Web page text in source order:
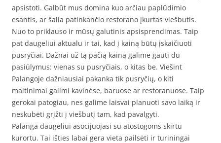
apsistoti. Galbūt mus domina kuo arčiau paplūdimio
esantis, ar šalia patinkančio restorano įkurtas viešbutis.
Nuo to priklauso ir mūsų galutinis apsisprendimas. Taip
pat daugeliui aktualu ir tai, kad į kainą būtų įskaičiuoti
pusryčiai. Dažnai už tą pačią kainą galime gauti du
pasiūlymus: vienas su pusryčiais, o kitas be. Viešint
Palangoje dažniausiai pakanka tik pusryčių, o kiti
maitinimai galimi kavinėse, baruose ar restoranuose. Taip
gerokai patogiau, nes galime laisvai planuoti savo laiką ir
neskubėti grįžti į viešbutį tam, kad pavalgyti.
Palanga daugeliui asocijuojasi su atostogoms skirtu
kurortu. Tai išties labai gera vieta pailsėti ir turiningai